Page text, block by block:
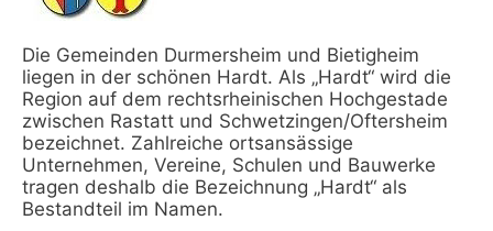
Die Gemeinden Durmersheim und Bietigheim
liegen in der schönen Hardt. Als „Hardt“ wird die
Region auf dem rechtsrheinischen Hochgestade
zwischen Rastatt und Schwetzingen/Oftersheim
bezeichnet. Zahlreiche ortsansässige
Unternehmen, Vereine, Schulen und Bauwerke
tragen deshalb die Bezeichnung „Hardt“ als
Bestandteil im Namen.